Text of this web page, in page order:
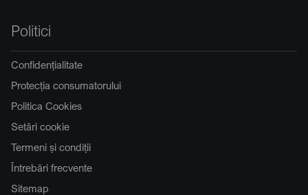
Politici
Confidențialitate
Protecția consumatorului
Politica Cookies
Setări cookie
Termeni și condiții
Întrebări frecvente
Sitemap